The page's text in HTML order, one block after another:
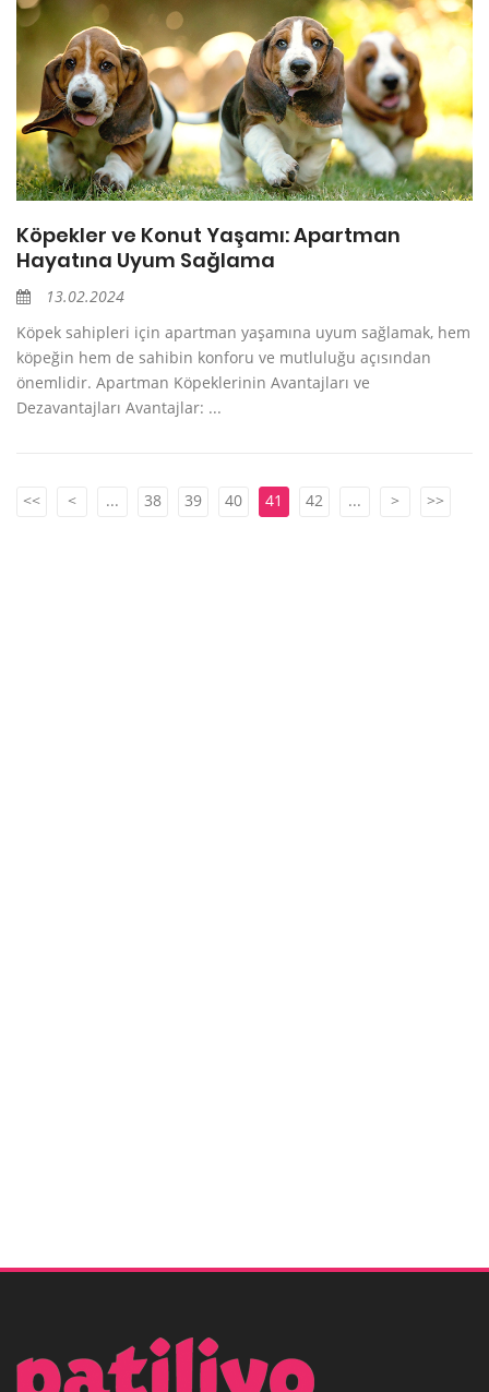
Köpekler ve Konut Yaşamı: Apartman
Hayatına Uyum Sağlama
13.02.2024
Köpek sahipleri için apartman yaşamına uyum sağlamak, hem
köpeğin hem de sahibin konforu ve mutluluğu açısından
önemlidir. Apartman Köpeklerinin Avantajları ve
Dezavantajları Avantajlar: ...
<< < ... 38 39 40 41 42 ... > >>